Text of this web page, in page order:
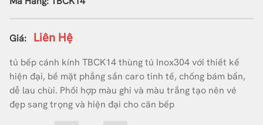
Giá: Liên Hệ
tủ bếp cánh kính TBCK14 thùng tủ Inox304 với thiết kế
hiện đại, bề mặt phẳng sần caro tinh tế, chống bám bẩn,
dễ lau chùi. Phối hợp màu ghi và màu trắng tạo nên vẻ
đẹp sang trọng và hiện đại cho căn bếp